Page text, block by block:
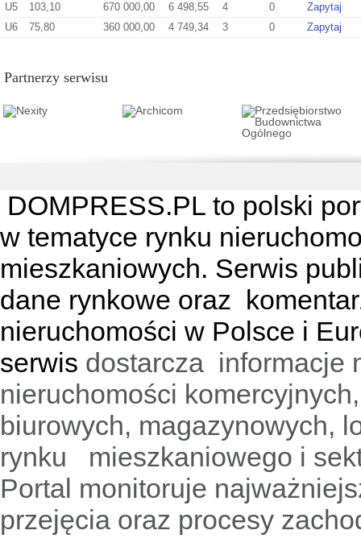
U5
103,10 670 000,00 6 498,55 4 0
Zapytaj
U6
75,80 360 000,00 4 749,34 3 0 Zapytaj
Partnerzy serwisu
DOMPRESS.PL to polski
w tematyce rynku
mieszkaniowych. Serwis
dane rynkowe oraz
nieruchomości w Polsce i
serwis dostarcza informacje
nieruchomości
biurowych, magazynowych,
rynku mieszkaniowego i
Portal monitoruje
przejęcia oraz procesy